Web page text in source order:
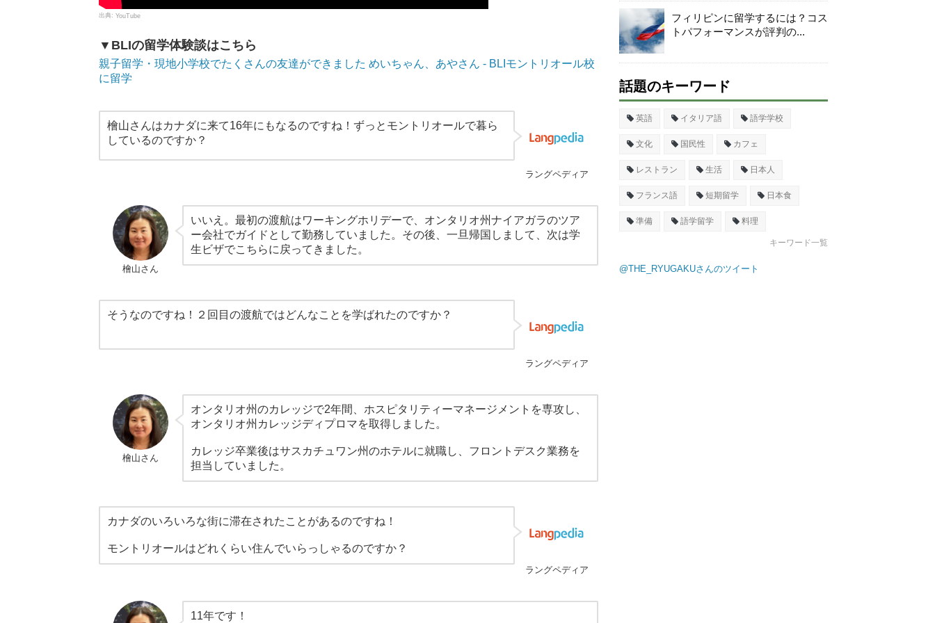
YouTube
▼BLIの留学体験談はこちら
親子留学・現地小学校でたくさんの友達ができました めいちゃん、あやさん - BLIモントリオール校
に留学
檜山さんはカナダに来て16年にもなるのですね！ずっとモントリオールで暮ら
しているのですか？
ラングペディア
檜山さん
いいえ。最初の渡航はワーキングホリデーで、オンタリオ州ナイアガラのツア
ー会社でガイドとして勤務していました。その後、一旦帰国しまして、次は学
生ビザでこちらに戻ってきました。
そうなのですね！２回目の渡航ではどんなことを学ばれたのですか？
ラングペディア
檜山さん
オンタリオ州のカレッジで2年間、ホスピタリティーマネージメントを専攻し、
オンタリオ州カレッジディプロマを取得しました。
カレッジ卒業後はサスカチュワン州のホテルに就職し、フロントデスク業務を
担当していました。
カナダのいろいろな街に滞在されたことがあるのですね！
モントリオールはどれくらい住んでいらっしゃるのですか？
ラングペディア
11年です！
フィリピンに留学するには？コス
トパフォーマンスが評判の...
話題のキーワード
英語 イタリア語 語学学校
文化 国民性 カフェ
レストラン 生活 日本人
フランス語 短期留学 日本食
準備 語学留学 料理
キーワード一覧
@THE_RYUGAKUさんのツイート